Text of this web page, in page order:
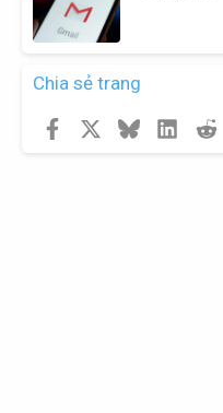
Chia sẻ trang
Facebook Bluesky